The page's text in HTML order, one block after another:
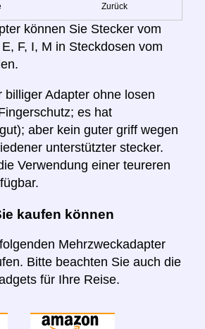
Zurück
können Sie Stecker vom
F, I, M in Steckdosen vom
billiger Adapter ohne losen
es hat
aber kein guter griff wegen
unterstützter stecker.
Verwendung einer teureren
kaufen können
Mehrzweckadapter
Bitte beachten Sie auch die
für Ihre Reise.